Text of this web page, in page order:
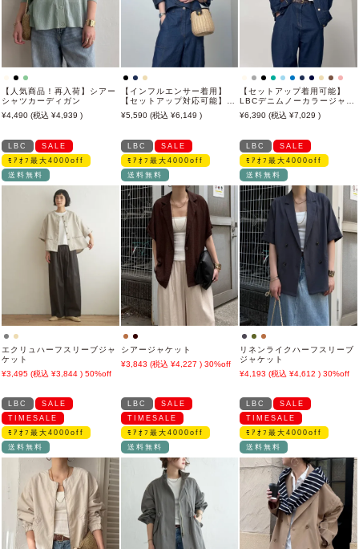
【人気商品！再入荷】シアー
シャツカーディガン
4,490
4,939
【インフルエンサー着用】
【セットアップ対応可能】リ
ネン／デニム ワークシャツ
ジャケット
5,590 6,149
【セットアップ着用可能】
LBCデニムノーカラージャケ
6,390 7,029
LBC
SALE
ﾓｱｵﾌ最大4000off
送料無料
エクリュハーフスリーブジャ
ケット
3,495
3,844 50%off
LBC
SALE
ﾓｱｵﾌ最大4000off
送料無料
シアージャケット
3,843
4,227 30%off
LBC
SALE
ﾓｱｵﾌ最大4000off
送料無料
リネンライクハーフスリーブ
ジャケット
4,193
4,612 30%off
LBC
SALE
TIMESALE
ﾓｱｵﾌ最大4000off
送料無料
LBC
SALE
TIMESALE
ﾓｱｵﾌ最大4000off
送料無料
LBC
SALE
TIMESALE
ﾓｱｵﾌ最大4000off
送料無料